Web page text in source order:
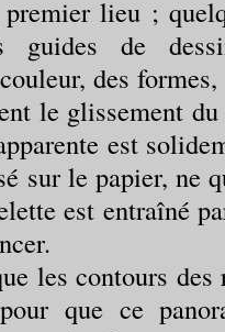
premier lieu ;
guides de
des
le glissement du
est
sur le papier,
est entraîné
les contours
que ce